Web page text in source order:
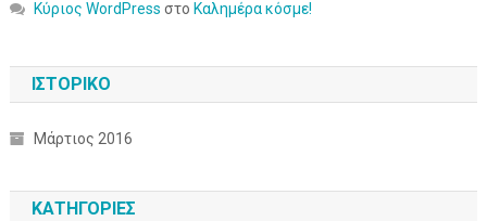
Κύριος WordPress στο Καλημέρα κόσμε!
ΙΣΤΟΡΙΚΌ
Μάρτιος 2016
KΑΤΗΓΟΡΊΕΣ